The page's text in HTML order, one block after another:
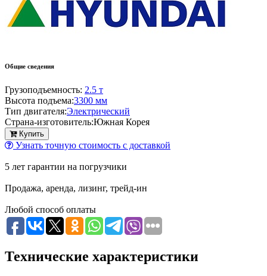
Общие сведения
Грузоподъемность: 2.5 т
Высота подъема:3300 мм
Тип двигателя:Электрический
Страна-изготовитель:Южная Корея
Купить
Узнать точную стоимость с доставкой
5 лет гарантии на погрузчики
Продажа, аренда, лизинг, трейд-ин
Любой способ оплаты
Технические характеристики